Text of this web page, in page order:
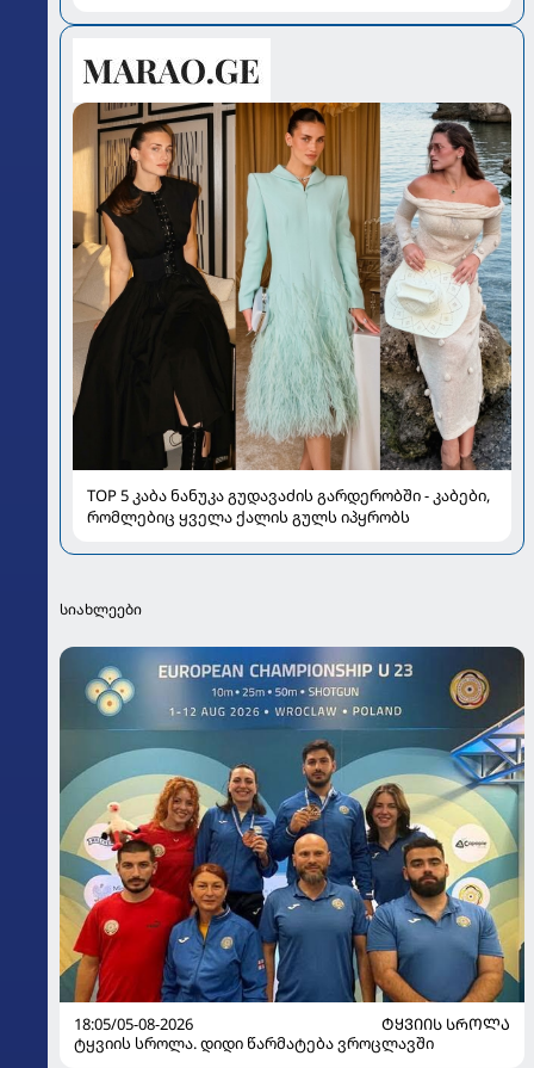
TOP 5 კაბა ნანუკა გუდავაძის გარდერობში - კაბები,
რომლებიც ყველა ქალის გულს იპყრობს
სიახლეები
18:05/05-08-2026
ᲢᲧᲕᲘᲘᲡ ᲡᲠᲝᲚᲐ
ტყვიის სროლა. დიდი წარმატება ვროცლავში